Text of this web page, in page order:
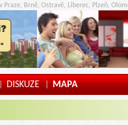
Brně, Ostravě, Liberec, Plzeň,
DISKUZE | MAPA